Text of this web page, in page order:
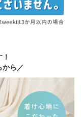
から／